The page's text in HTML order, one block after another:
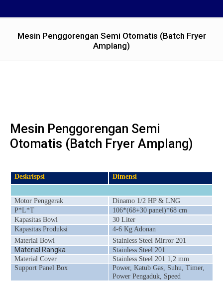
Mesin Penggorengan Semi Otomatis (Batch Fryer
Amplang)
Mesin Penggorengan Semi
Otomatis (Batch Fryer Amplang)
Deskrispsi Dimensi
Motor Penggerak Dinamo 1/2 HP & LNG
P*L*T
106*(68+30 panel)*68 cm
Kapasitas Bowl
30 Liter
Kapasitas Produksi
4-6 Kg Adonan
Material Bowl
Stainless Steel Mirror 201
Material Rangka
Stainless Steel 201
Material Cover
Stainless Steel 201 1,2 mm
Support Panel Box
Power, Katub Gas, Suhu, Timer,
Power Pengaduk, Speed